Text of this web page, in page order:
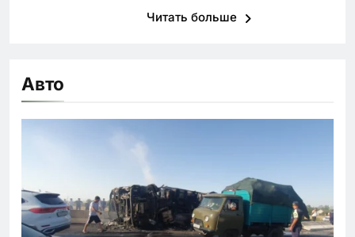
Читать больше
Авто